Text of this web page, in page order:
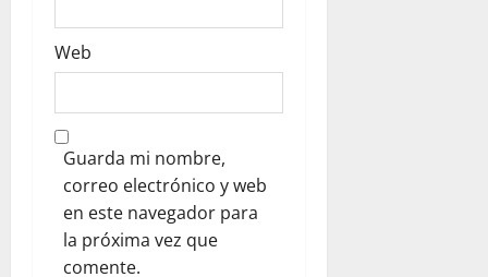
Web
Guarda mi nombre,
correo electrónico y web
en este navegador para
la próxima vez que
comente.